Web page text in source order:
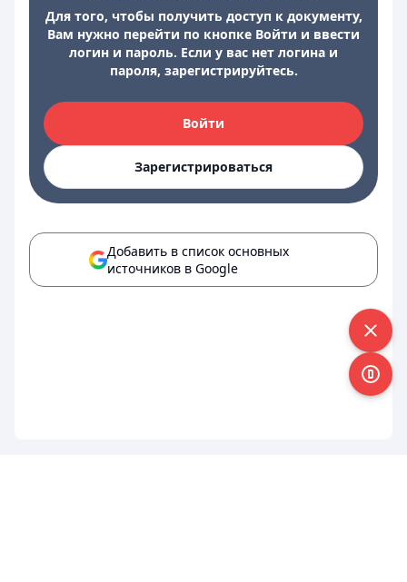
Для того, чтобы получить доступ к документу,
Вам нужно перейти по кнопке Войти и ввести
логин и пароль. Если у вас нет логина и
пароля, зарегистрируйтесь.
Войти
Зарегистрироваться
Добавить в список основных
источников в Google